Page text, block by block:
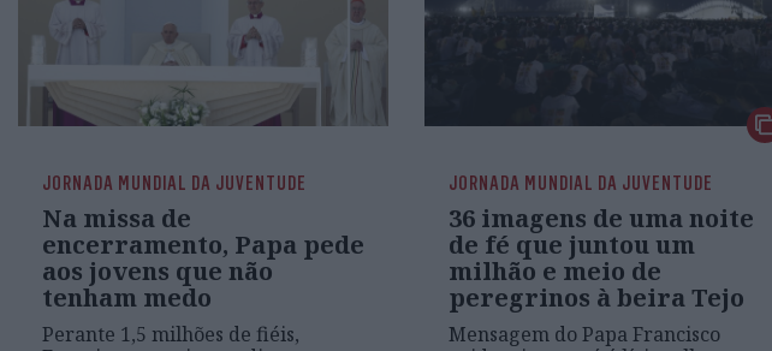
JORNADA MUNDIAL DA JUVENTUDE
Na missa de
encerramento, Papa pede
aos jovens que não
tenham medo
Perante 1,5 milhões de fiéis,
JORNADA MUNDIAL DA JUVENTUDE
36 imagens de uma noite
de fé que juntou um
milhão e meio de
peregrinos à beira Tejo
Mensagem do Papa Francisco